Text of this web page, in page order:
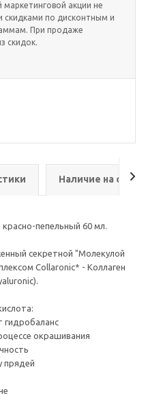
маркетинговой акции не
скидками по дисконтным и
При продаже
скидок.
Наличие на
пепельный 60 мл.
секретной "Молекулой
Collaronic* - Коллаген
гидробаланс
окрашивания
прядей